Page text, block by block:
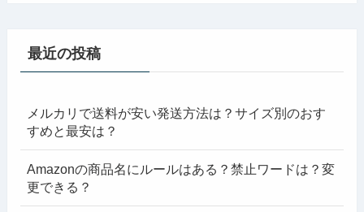
最近の投稿
メルカリで送料が安い発送方法は？サイズ別のおす
すめと最安は？
Amazonの商品名にルールはある？禁止ワードは？変
更できる？